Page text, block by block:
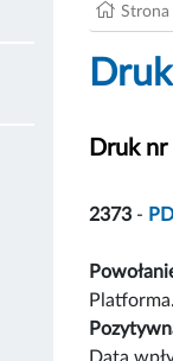
Strona
Druk
2373 -
Data